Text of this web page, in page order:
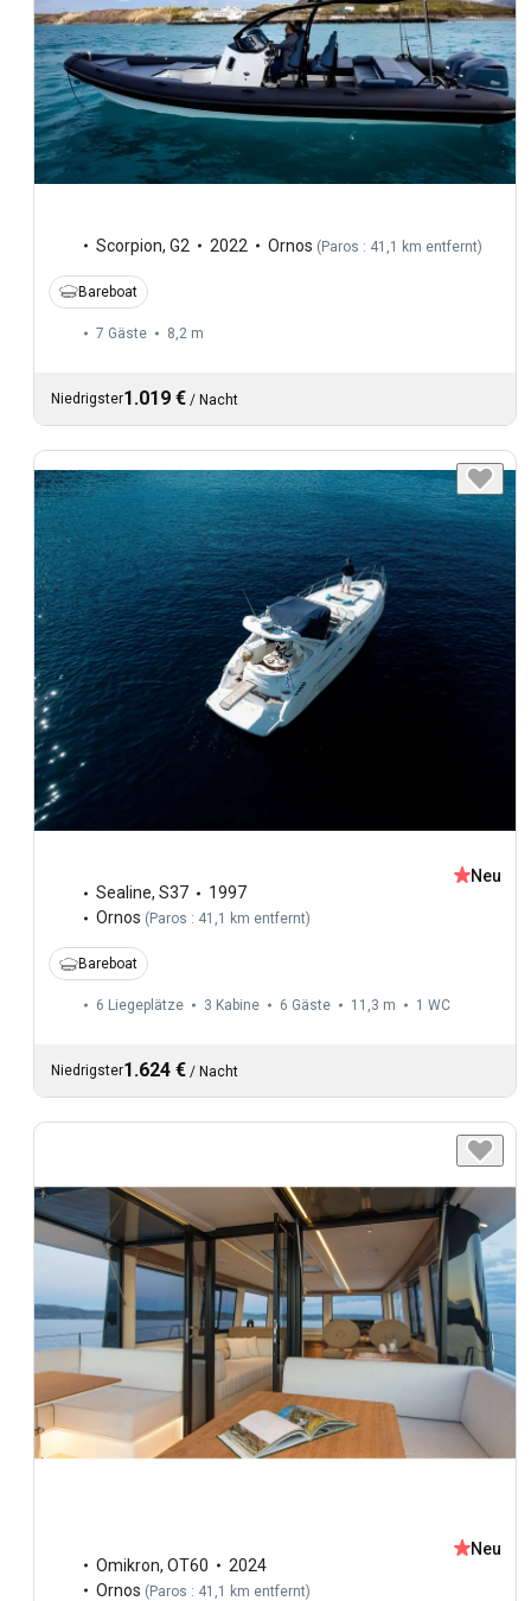
Scorpion, G2 2022 Ornos (Paros : 41,1 km entfernt)
Bareboat
7 Gäste 8,2 m
Niedrigster1.019 € / Nacht
Sealine, S37
1997
Ornos ( Paros : 41,1 km entfernt)
Neu
Bareboat
6 Liegeplätze 3 Kabine 6 Gäste 11,3 m 1 WC
Niedrigster1.624 € / Nacht
Omikron, OT60
2024
Ornos (Paros : 41,1 km entfernt)
Neu